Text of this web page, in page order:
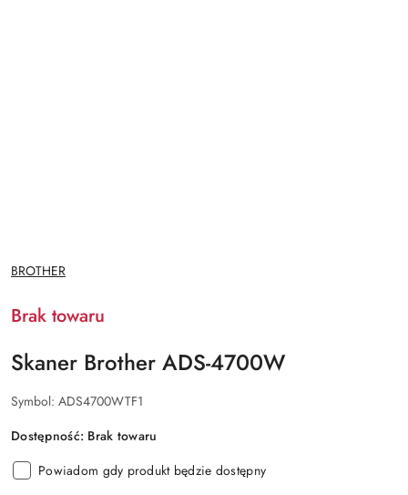
NAZWA
PRODUCENTA:
BROTHER
Brak towaru
Skaner Brother ADS-4700W
Symbol: ADS4700WTF1
Dostępność: Brak towaru
Powiadom gdy produkt będzie dostępny